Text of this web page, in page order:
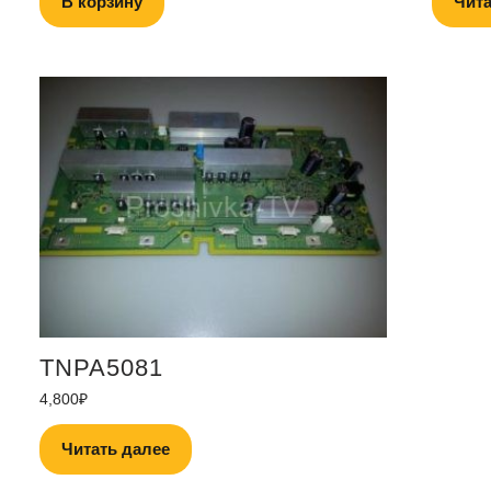
TNPA5081
4,800₽
Читать далее